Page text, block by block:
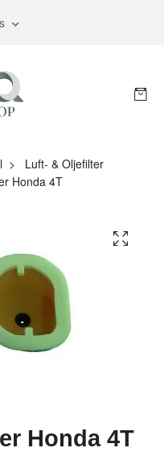
Luft- & Oljefilter
Honda 4T
Honda 4T